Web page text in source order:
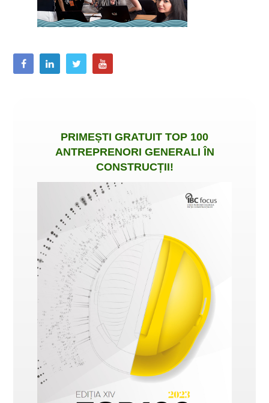
PRIMEȘTI GRATUIT TOP 100
ANTREPRENORI GENERALI ÎN
CONSTRUCȚII!